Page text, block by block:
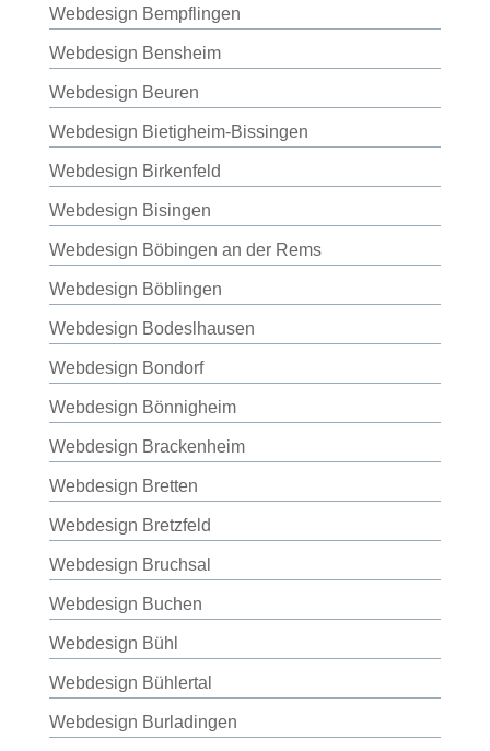
Webdesign Bempflingen
Webdesign Bensheim
Webdesign Beuren
Webdesign Bietigheim-Bissingen
Webdesign Birkenfeld
Webdesign Bisingen
Webdesign Böbingen an der Rems
Webdesign Böblingen
Webdesign Bodeslhausen
Webdesign Bondorf
Webdesign Bönnigheim
Webdesign Brackenheim
Webdesign Bretten
Webdesign Bretzfeld
Webdesign Bruchsal
Webdesign Buchen
Webdesign Bühl
Webdesign Bühlertal
Webdesign Burladingen